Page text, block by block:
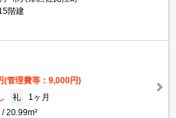
階建
(管理費等：9,000円)
礼
1ヶ月
20.99m²